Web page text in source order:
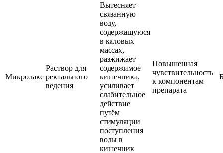
Микролакс
Раствор для
ректального
ведения
Вытесняет
связанную
воду,
содержащуюся
в каловых
массах,
разжижает
содержимое
кишечника,
усиливает
слабительное
действие
путём
стимуляции
поступления
воды в
кишечник
Повышенная
чувствительность
к компонентам
препарата